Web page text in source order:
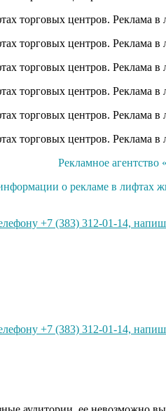
Рекламное
о рекламе в
+7 (383) 312-01-14,
+7 (383) 312-01-14,